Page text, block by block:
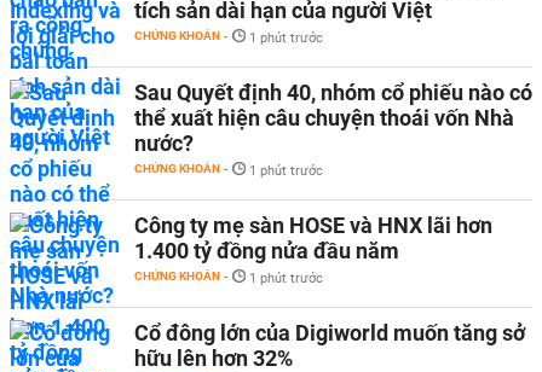
tích sản dài hạn của người Việt
CHỨNG KHOÁN - 1 phút trước
Sau Quyết định 40, nhóm cổ phiếu nào có
thể xuất hiện câu chuyện thoái vốn Nhà
nước?
CHỨNG KHOÁN - 1 phút trước
Công ty mẹ sàn HOSE và HNX lãi hơn
1.400 tỷ đồng nửa đầu năm
CHỨNG KHOÁN - 1 phút trước
Cổ đông lớn của Digiworld muốn tăng sở
hữu lên hơn 32%